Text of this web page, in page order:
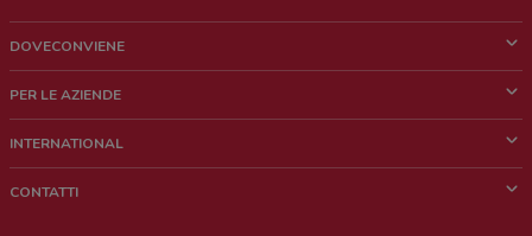
DOVECONVIENE
Chi siamo
Lavora con noi
PER LE AZIENDE
Richieste commerciali e marketing
INTERNATIONAL
CONTATTI